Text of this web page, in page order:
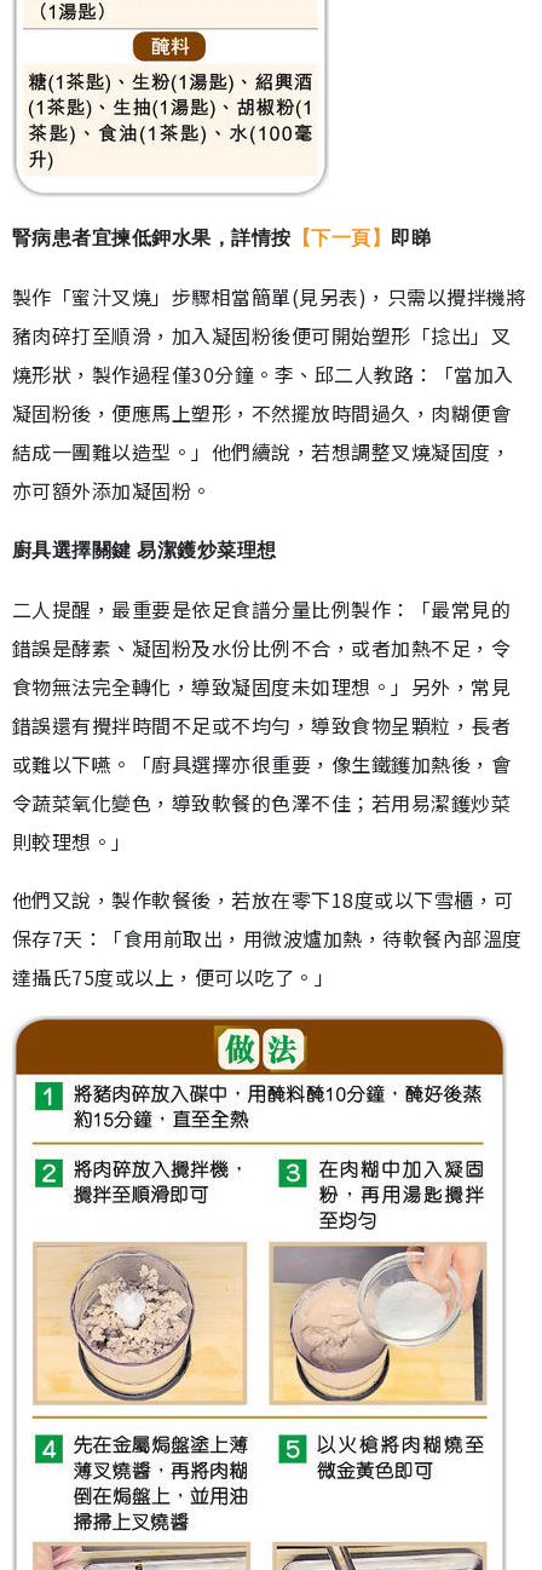
腎病患者宜揀低鉀水果，詳情按 【下一頁】 即睇
製作「蜜汁叉燒」步驟相當簡單(見另表)，只需以攪拌機將
豬肉碎打至順滑，加入凝固粉後便可開始塑形「捻出」叉
燒形狀，製作過程僅30分鐘。李、邱二人教路：「當加入
凝固粉後，便應馬上塑形，不然擺放時間過久，肉糊便會
結成一團難以造型。」他們續說，若想調整叉燒凝固度，
亦可額外添加凝固粉。
廚具選擇關鍵 易潔鑊炒菜理想
二人提醒，最重要是依足食譜分量比例製作：「最常見的
錯誤是酵素、凝固粉及水份比例不合，或者加熱不足，令
食物無法完全轉化，導致凝固度未如理想。」另外，常見
錯誤還有攪拌時間不足或不均勻，導致食物呈顆粒，長者
或難以下嚥。「廚具選擇亦很重要，像生鐵鑊加熱後，會
令蔬菜氧化變色，導致軟餐的色澤不佳；若用易潔鑊炒菜
則較理想。」
他們又說，製作軟餐後，若放在零下18度或以下雪櫃，可
保存7天：「食用前取出，用微波爐加熱，待軟餐內部溫度
達攝氏75度或以上，便可以吃了。」